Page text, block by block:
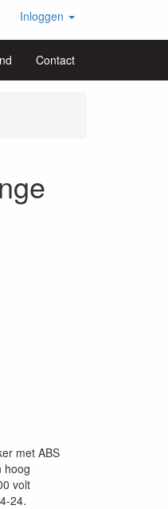
Inloggen
Contact
met ABS
hoog
volt
24.